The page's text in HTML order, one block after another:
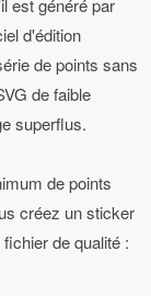
est généré par
d'édition
de points sans
de faible
superflus.
de points
créez un sticker
de qualité :